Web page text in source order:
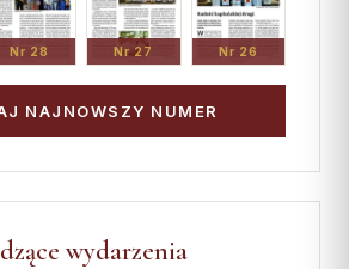
Nr 28 Nr 27 Nr 26
NAJNOWSZY NUMER
wydarzenia